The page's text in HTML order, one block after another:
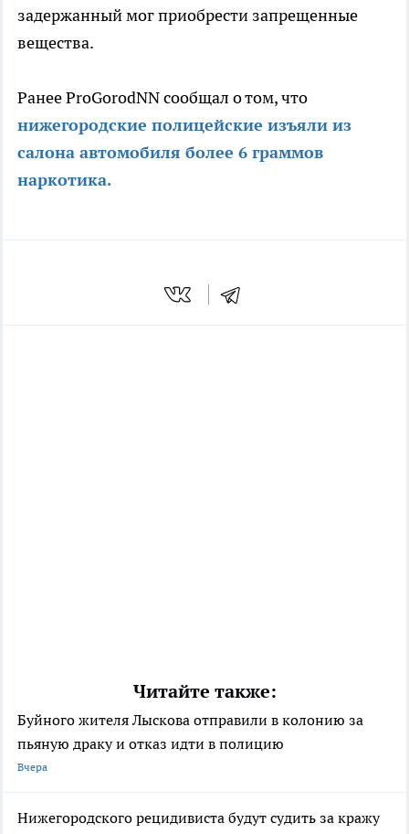
задержанный мог приобрести запрещенные
вещества.
Ранее ProGorodNN сообщал о том, что
нижегородские полицейские изъяли из
салона автомобиля более 6 граммов
наркотика.
Читайте также:
Буйного жителя Лыскова отправили в колонию за
пьяную драку и отказ идти в полицию
Вчера
Нижегородского рецидивиста будут судить за кражу